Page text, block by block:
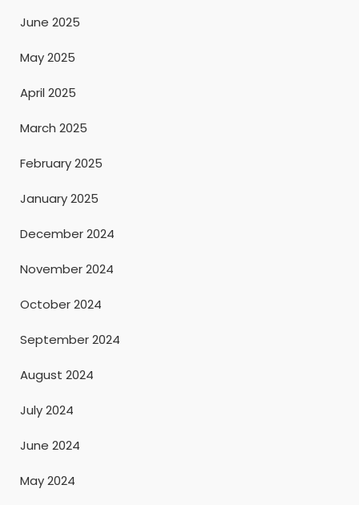
June 2025
May 2025
April 2025
March 2025
February 2025
January 2025
December 2024
November 2024
October 2024
September 2024
August 2024
July 2024
June 2024
May 2024